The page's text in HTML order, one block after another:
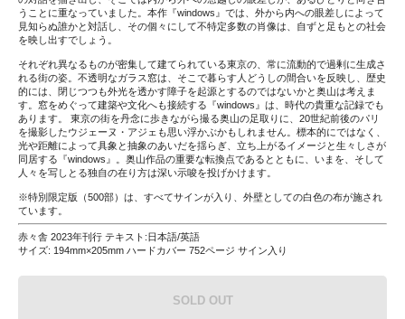
うことに重なっていました。本作『windows』では、外から内への眼差しによって
見知らぬ誰かと対話し、その個々にして不特定多数の肖像は、自ずと足もとの社会
を映し出すでしょう。
それぞれ異なるものが密集して建てられている東京の、常に流動的で過剰に生成さ
れる街の姿。不透明なガラス窓は、そこで暮らす人どうしの間合いを反映し、歴史
的には、閉じつつも外光を透かす障子を起源とするのではないかと奥山は考えま
す。窓をめぐって建築や文化へも接続する『windows』は、時代の貴重な記録でも
あります。 東京の街を丹念に歩きながら撮る奥山の足取りに、20世紀前後のパリ
を撮影したウジェーヌ・アジェも思い浮かぶかもしれません。標本的にではなく、
光や距離によって具象と抽象のあいだを揺らぎ、立ち上がるイメージと生々しさが
同居する『windows』。奥山作品の重要な転換点であるとともに、いまを、そして
人々を写しとる独自の在り方は深い示唆を投げかけます。
※特別限定版（500部）は、すべてサインが入り、外壁としての白色の布が施され
ています。
赤々舎 2023年刊行 テキスト:日本語/英語
サイズ: 194mm×205mm ハードカバー 752ページ サイン入り
SOLD OUT